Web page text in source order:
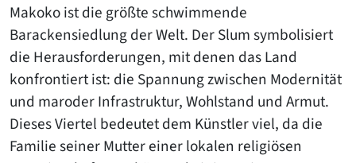
Makoko ist die größte schwimmende
Barackensiedlung der Welt. Der Slum symbolisiert
die Herausforderungen, mit denen das Land
konfrontiert ist: die Spannung zwischen Modernität
und maroder Infrastruktur, Wohlstand und Armut.
Dieses Viertel bedeutet dem Künstler viel, da die
Familie seiner Mutter einer lokalen religiösen